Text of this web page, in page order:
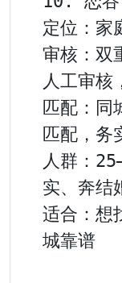
定位：家
审核：
人工审核
匹配：
匹配，务
人群：
实、奔结
适合：想
城靠谱